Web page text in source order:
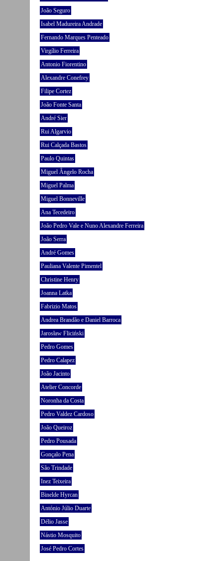
João Seguro
Isabel Madureira Andrade
Fernando Marques Penteado
Virgílio Ferreira
Antonio Fiorentino
Alexandre Conefrey
Filipe Cortez
João Fonte Santa
André Sier
Rui Algarvio
Rui Calçada Bastos
Paulo Quintas
Miguel Ângelo Rocha
Miguel Palma
Miguel Bonneville
Ana Tecedeiro
João Pedro Vale e Nuno Alexandre Ferreira
João Serra
André Gomes
Pauliana Valente Pimentel
Christine Henry
Joanna Latka
Fabrizio Matos
Andrea Brandão e Daniel Barroca
Jarosław Fliciński
Pedro Gomes
Pedro Calapez
João Jacinto
Atelier Concorde
Noronha da Costa
Pedro Valdez Cardoso
João Queiroz
Pedro Pousada
Gonçalo Pena
São Trindade
Inez Teixeira
Binelde Hyrcan
António Júlio Duarte
Délio Jasse
Nástio Mosquito
José Pedro Cortes